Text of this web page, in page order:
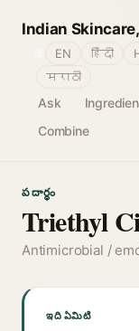
Indian
Ask
Combine
EN हिंदी
मराठी
పదార్థం
Triethyl
Antimicrobial /
ఇది ఏమిటి